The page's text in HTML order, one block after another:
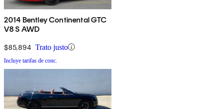
2014 Bentley Continental GTC
V8 S AWD
$85,894 Trato justo
Incluye tarifas de conc.